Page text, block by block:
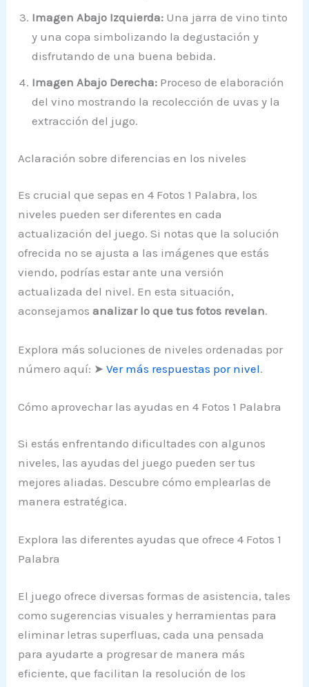
Imagen Abajo Izquierda: Una jarra de vino tinto
y una copa simbolizando la degustación y
disfrutando de una buena bebida.
Imagen Abajo Derecha: Proceso de elaboración
del vino mostrando la recolección de uvas y la
extracción del jugo.
Aclaración sobre diferencias en los niveles
Es crucial que sepas en 4 Fotos 1 Palabra, los
niveles pueden ser diferentes en cada
actualización del juego. Si notas que la solución
ofrecida no se ajusta a las imágenes que estás
viendo, podrías estar ante una versión
actualizada del nivel. En esta situación,
aconsejamosanalizar lo que tus fotos revelan.
Explora más soluciones de niveles ordenadas por
número aquí: ➤Ver más respuestas por nivel.
Cómo aprovechar las ayudas en 4 Fotos 1 Palabra
Si estás enfrentando dificultades con algunos
niveles, las ayudas del juego pueden ser tus
mejores aliadas. Descubre cómo emplearlas de
manera estratégica.
Explora las diferentes ayudas que ofrece 4 Fotos 1
Palabra
El juego ofrece diversas formas de asistencia, tales
como sugerencias visuales y herramientas para
eliminar letras superfluas, cada una pensada
para ayudarte a progresar de manera más
eficiente, que facilitan la resolución de los